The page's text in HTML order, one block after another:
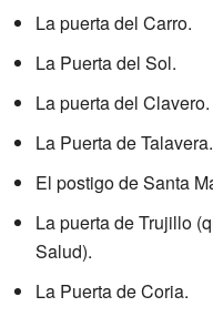
La puerta del Carro.
La Puerta del Sol.
La puerta del Clavero.
La Puerta de Talavera.
El postigo de Santa
La puerta de Trujillo
Salud).
La Puerta de Coria.